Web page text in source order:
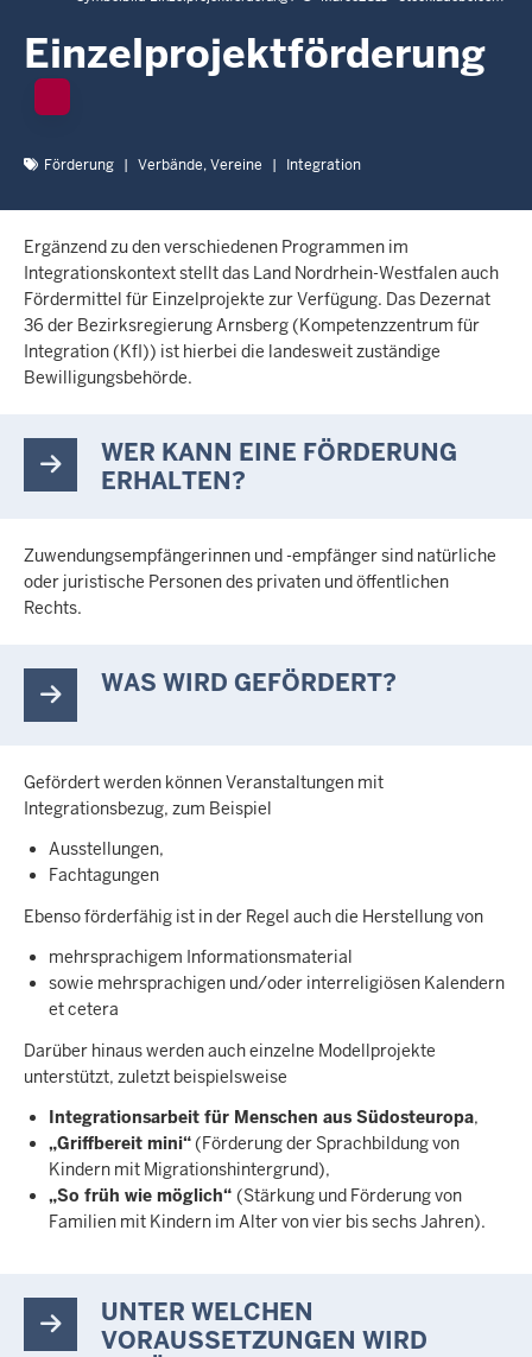
h
h
r
Einzelprojektförderung
Förderung Verbände, Vereine Integration
Ergänzend zu den verschiedenen Programmen im
Integrationskontext stellt das Land Nordrhein-Westfalen auch
Fördermittel für Einzelprojekte zur Verfügung. Das Dezernat
36 der Bezirksregierung Arnsberg (Kompetenzzentrum für
Integration (KfI)) ist hierbei die landesweit zuständige
Bewilligungsbehörde.
WER KANN EINE FÖRDERUNG
ERHALTEN?
Zuwendungsempfängerinnen und -empfänger sind natürliche
oder juristische Personen des privaten und öffentlichen
Rechts.
WAS WIRD GEFÖRDERT?
Gefördert werden können Veranstaltungen mit
Integrationsbezug, zum Beispiel
Ausstellungen,
Fachtagungen
Ebenso förderfähig ist in der Regel auch die Herstellung von
mehrsprachigem Informationsmaterial
sowie mehrsprachigen und/oder interreligiösen Kalendern
et cetera
Darüber hinaus werden auch einzelne Modellprojekte
unterstützt, zuletzt beispielsweise
Integrationsarbeit für Menschen aus Südosteuropa,
„Griffbereit mini“(Förderung der Sprachbildung von
Kindern mit Migrationshintergrund),
„So früh wie möglich“ (Stärkung und Förderung von
Familien mit Kindern im Alter von vier bis sechs Jahren).
UNTER WELCHEN
VORAUSSETZUNGEN WIRD